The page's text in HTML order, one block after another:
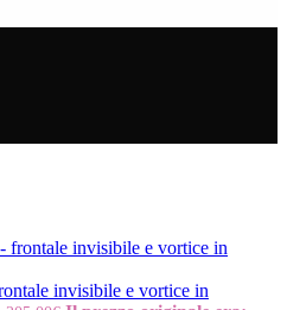
invisibile e vortice in